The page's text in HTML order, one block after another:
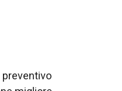
preventivo